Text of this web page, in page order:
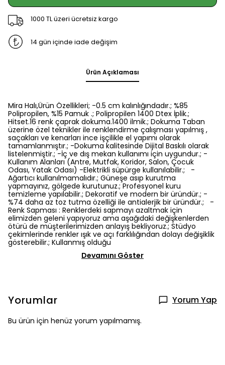
1000 TL üzeri ücretsiz kargo
14 gün içinde iade değişim
Ürün Açıklaması
Mira Halı,Ürün Özellikleri; -0.5 cm kalınlığındadır.; %85
Polipropilen, %15 Pamuk .; Polipropilen 1400 Dtex İplik.;
Hitset.16 renk çaprak dokuma.1400 ilmik.; Dokuma Taban
üzerine özel teknikler ile renklendirme çalışması yapılmış ,
saçakları ve kenarları ince işçilikle el yapımı olarak
tamamlanmıştır.; -Dokuma kalitesinde Dijital Baskılı olarak
listelenmiştir.; -İç ve dış mekan kullanımı için uygundur.; -
Kullanım Alanları (Antre, Mutfak, Koridor, Salon, Çocuk
Odası, Yatak Odası) -Elektrikli süpürge kullanılabilir.; -
Ağartıcı kullanılmamalıdır.; Güneşe asıp kurutma
yapmayınız, gölgede kurutunuz.; Profesyonel kuru
temizleme yapılabilir.; Dekoratif ve modern bir üründür.; -
%74 daha az toz tutma özelliği ile antialerjik bir üründür.; -
Renk Sapması : Renklerdeki sapmayı azaltmak için
elimizden geleni yapıyoruz ama aşağıdaki değişkenlerden
ötürü de müşterilerimizden anlayış bekliyoruz.; Stüdyo
çekimlerinde renkler ışık ve açı farklılığından dolayı değişiklik
gösterebilir.; Kullanmış olduğu
Devamını Göster
Yorumlar Yorum Yap
Bu ürün için henüz yorum yapılmamış.